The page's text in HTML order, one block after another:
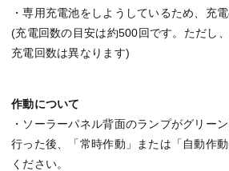
・専用充電池をしようしているため、充
(充電回数の目安は約500回です。ただし
充電回数は異なります)
作動について
・ソーラーパネル背面のランプがグリー
行った後、「常時作動」または「自動作
ください。